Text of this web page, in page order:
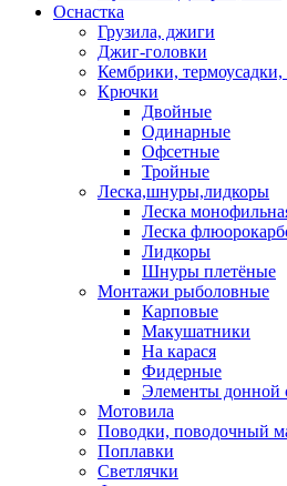
Оснастка
Грузила, джиги
Джиг-головки
Кембрики,
Крючки
Двойные
Одинарные
Офсетные
Тройные
Леска,шнуры,лидкоры
Леска
Леска
Лидкоры
Шнуры плетёные
Монтажи рыболовные
Карповые
Макушатники
На карася
Фидерные
Элементы донной
Мотовила
Поводки, поводочный
Поплавки
Светлячки